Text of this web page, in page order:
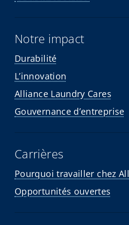
Notre impact
Durabilité
L’innovation
Alliance Laundry Cares
Gouvernance d’entreprise
Carrières
Pourquoi travailler chez
Opportunités ouvertes